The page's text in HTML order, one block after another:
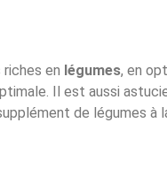
en légumes, en
Il est aussi
de légumes à